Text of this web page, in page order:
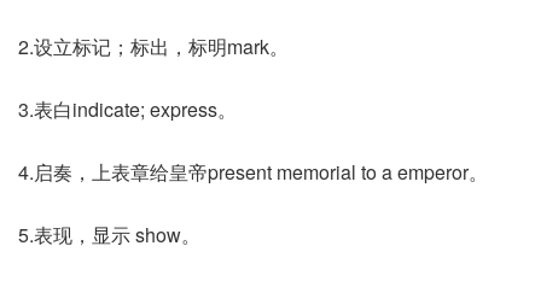
2.设立标记；标出，标明mark。
3.表白indicate; express。
4.启奏，上表章给皇帝present memorial to a emperor。
5.表现，显示 show。